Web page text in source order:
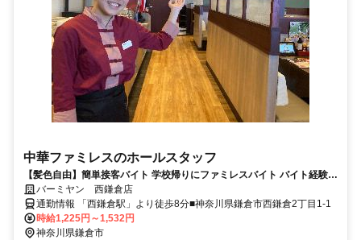
中華ファミレスのホールスタッフ
【髪色自由】簡単接客バイト 学校帰りにファミレスバイト バイト経験が
ない方も大歓迎 曜日や時間の希望も相談OK!! テスト時期などももちろ
ん考慮します!!
バーミヤン 西鎌倉店
通勤情報 「西鎌倉駅」より徒歩8分■神奈川県鎌倉市西鎌倉2丁目1-1
時給1,225円～1,532円
神奈川県鎌倉市